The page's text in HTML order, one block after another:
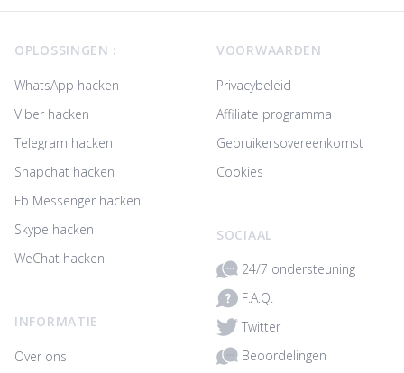
OPLOSSINGEN :
WhatsApp hacken
Viber hacken
Telegram hacken
Snapchat hacken
Fb Messenger hacken
Skype hacken
WeChat hacken
INFORMATIE
Over ons
VOORWAARDEN
Privacybeleid
Affiliate programma
Gebruikersovereenkomst
Cookies
SOCIAAL
24/7 ondersteuning
F.A.Q.
Twitter
Beoordelingen